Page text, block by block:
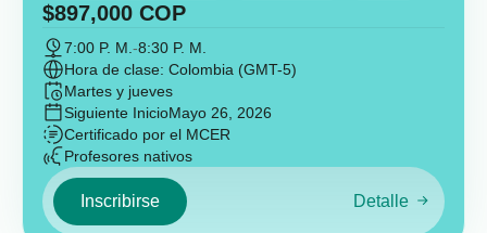
$897,000 COP
7:00 P. M. -8:30 P. M.
Hora de clase: Colombia (GMT-5)
Martes y jueves
Siguiente InicioMayo 26, 2026
Certificado por el MCER
Profesores nativos
Inscribirse Detalle